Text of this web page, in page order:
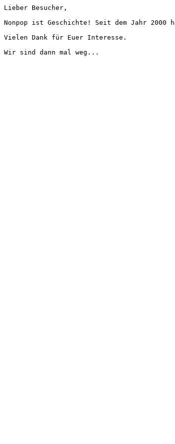
Lieber Besucher,
Nonpop ist Geschichte! Seit dem Jahr 2000
Vielen Dank für Euer Interesse.
Wir sind dann mal weg...